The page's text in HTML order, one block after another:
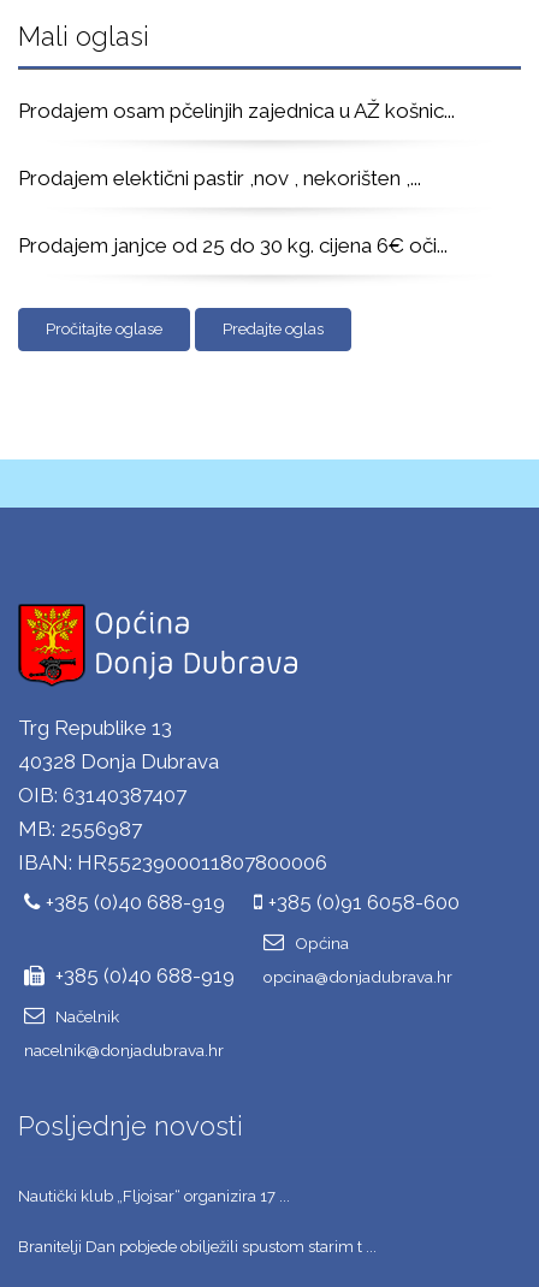
Mali oglasi
Prodajem osam pčelinjih zajednica u AŽ košnic...
Prodajem elektični pastir ,nov , nekorišten ,...
Prodajem janjce od 25 do 30 kg. cijena 6€ oči...
Pročitajte oglase Predajte oglas
Trg Republike 13
40328 Donja Dubrava
OIB: 63140387407
MB: 2556987
IBAN: HR5523900011807800006
+385 (0)40 688-919
+385 (0)91 6058-600
+385 (0)40 688-919
Općina
opcina@donjadubrava.hr
Načelnik
nacelnik@donjadubrava.hr
Posljednje novosti
Nautički klub „Fljojsar“ organizira 17 ...
Branitelji Dan pobjede obilježili spustom starim t ...